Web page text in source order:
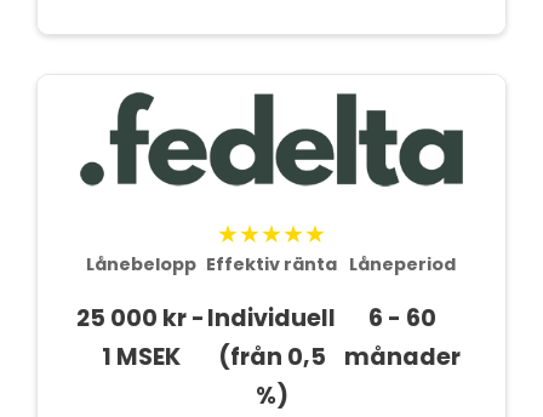
★★★★★
Lånebelopp
25 000 kr -
1 MSEK
Effektiv ränta
Individuell
(från 0,5
%)
Låneperiod
6 - 60
månader